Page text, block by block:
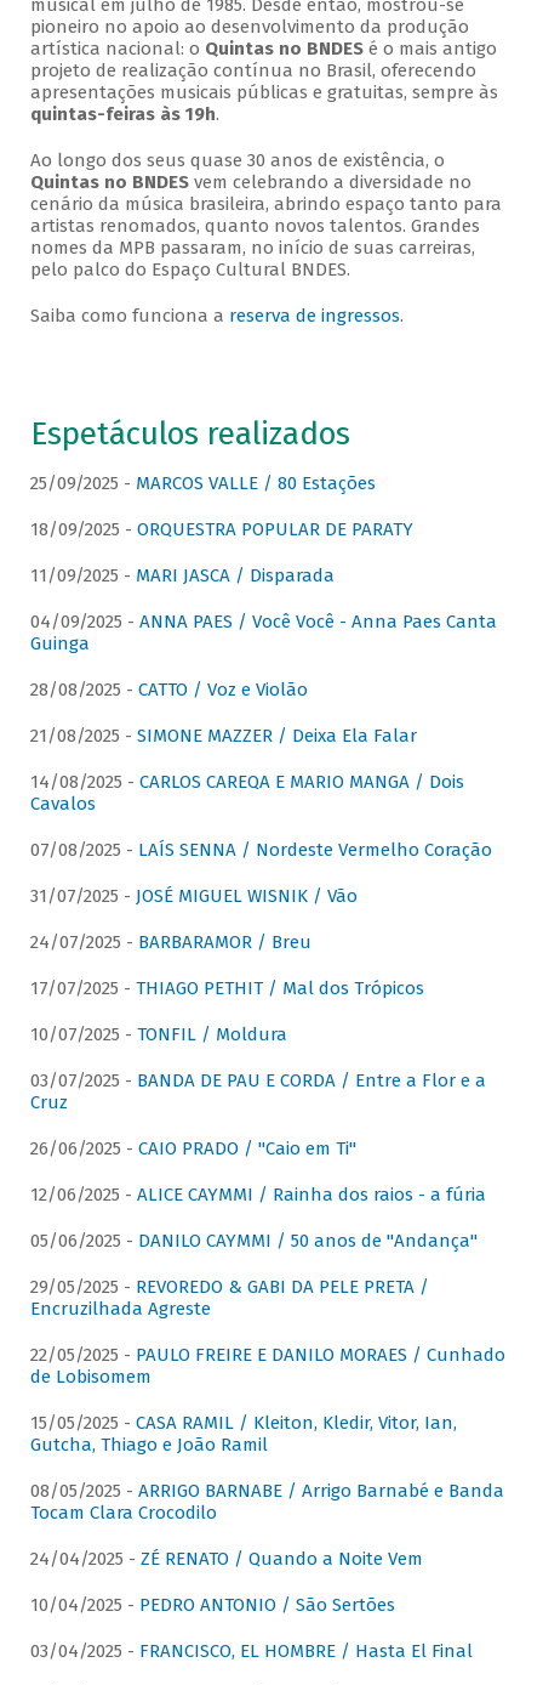
musical em julho de 1985. Desde então, mostrou-se
pioneiro no apoio ao desenvolvimento da produção
artística nacional: o Quintas no BNDESé o mais antigo
projeto de realização contínua no Brasil, oferecendo
apresentações musicais públicas e gratuitas, sempre às
quintas-feiras às 19h.
Ao longo dos seus quase 30 anos de existência, o
Quintas no BNDESvem celebrando a diversidade no
cenário da música brasileira, abrindo espaço tanto para
artistas renomados, quanto novos talentos. Grandes
nomes da MPB passaram, no início de suas carreiras,
pelo palco do Espaço Cultural BNDES.
Saiba como funciona a reserva de ingressos.
Espetáculos realizados
25/09/2025 - MARCOS VALLE / 80 Estações
18/09/2025 - ORQUESTRA POPULAR DE PARATY
11/09/2025 - MARI JASCA / Disparada
04/09/2025 - ANNA PAES / Você Você - Anna Paes Canta
Guinga
28/08/2025 - CATTO / Voz e Violão
21/08/2025 - SIMONE MAZZER / Deixa Ela Falar
14/08/2025 - CARLOS CAREQA E MARIO MANGA / Dois
Cavalos
07/08/2025 - LAÍS SENNA / Nordeste Vermelho Coração
31/07/2025 - JOSÉ MIGUEL WISNIK / Vão
24/07/2025 - BARBARAMOR / Breu
17/07/2025 - THIAGO PETHIT / Mal dos Trópicos
10/07/2025 - TONFIL / Moldura
03/07/2025 - BANDA DE PAU E CORDA / Entre a Flor e a
Cruz
26/06/2025 - CAIO PRADO / "Caio em Ti"
12/06/2025 - ALICE CAYMMI / Rainha dos raios - a fúria
05/06/2025 - DANILO CAYMMI / 50 anos de "Andança"
29/05/2025 - REVOREDO & GABI DA PELE PRETA /
Encruzilhada Agreste
22/05/2025 - PAULO FREIRE E DANILO MORAES / Cunhado
de Lobisomem
15/05/2025 - CASA RAMIL / Kleiton, Kledir, Vitor, Ian,
Gutcha, Thiago e João Ramil
08/05/2025 - ARRIGO BARNABE / Arrigo Barnabé e Banda
Tocam Clara Crocodilo
24/04/2025 - ZÉ RENATO / Quando a Noite Vem
10/04/2025 - PEDRO ANTONIO / São Sertões
03/04/2025 - FRANCISCO, EL HOMBRE / Hasta El Final